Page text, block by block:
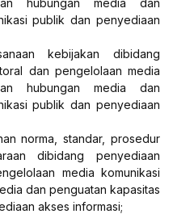
hubungan media dan
publik dan penyediaan
kebijakan dibidang
dan pengelolaan media
hubungan media dan
publik dan penyediaan
norma, standar, prosedur
dibidang penyediaan
media komunikasi
dan penguatan kapasitas
akses informasi;